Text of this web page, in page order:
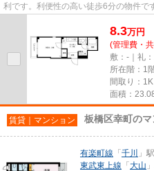
利です。利便性の高い徒歩6分の物件で
8.3万円
(管理費・
敷：-｜礼
所在階：1
間取り：1K
面積：
賃貸｜マンション 板橋区幸町のマ
有楽町線 「 千川
」
東武東上線 「 大山